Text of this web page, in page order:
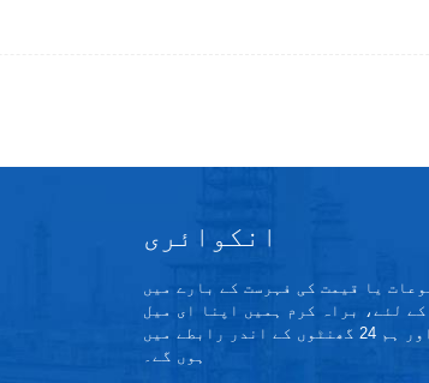
انکوائری
یا قیمت کی فہرست کے بارے میں
کے لئے، براہ کرم ہمیں اپنا ای میل
چھوڑ دیں اور ہم 24 گھنٹوں کے اندر رابطے میں
ہوں گے۔